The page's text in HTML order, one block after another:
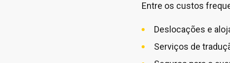
Entre os custos
Deslocações e
Serviços de